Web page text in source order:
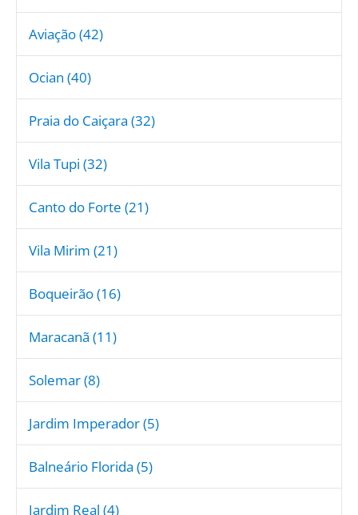
Aviação (42)
Ocian (40)
Praia do Caiçara (32)
Vila Tupi (32)
Canto do Forte (21)
Vila Mirim (21)
Boqueirão (16)
Maracanã (11)
Solemar (8)
Jardim Imperador (5)
Balneário Florida (5)
Jardim Real (4)